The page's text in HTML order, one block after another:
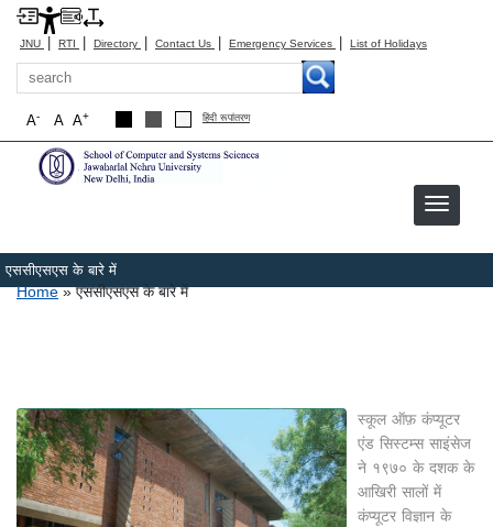
JNU | RTI | Directory | Contact Us | Emergency Services | List of Holidays
Search
A+
A
A- हिंदी रूपांतरण
एससीएसएस के बारे में
Breadcrumb
Home एससीएसएस के बारे में
स्कूल ऑफ़ कंप्यूटर
एंड सिस्टम्स साइंसेज
ने १९७० के दशक के
आखिरी सालों में
कंप्यूटर विज्ञान के